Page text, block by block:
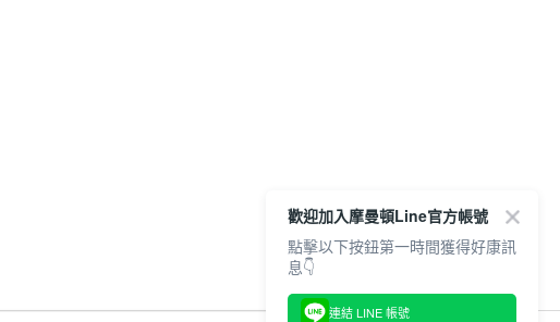
歡迎加入摩曼頓Line官方帳號
點擊以下按鈕第一時間獲得好康訊
息👇
連結 LINE 帳號